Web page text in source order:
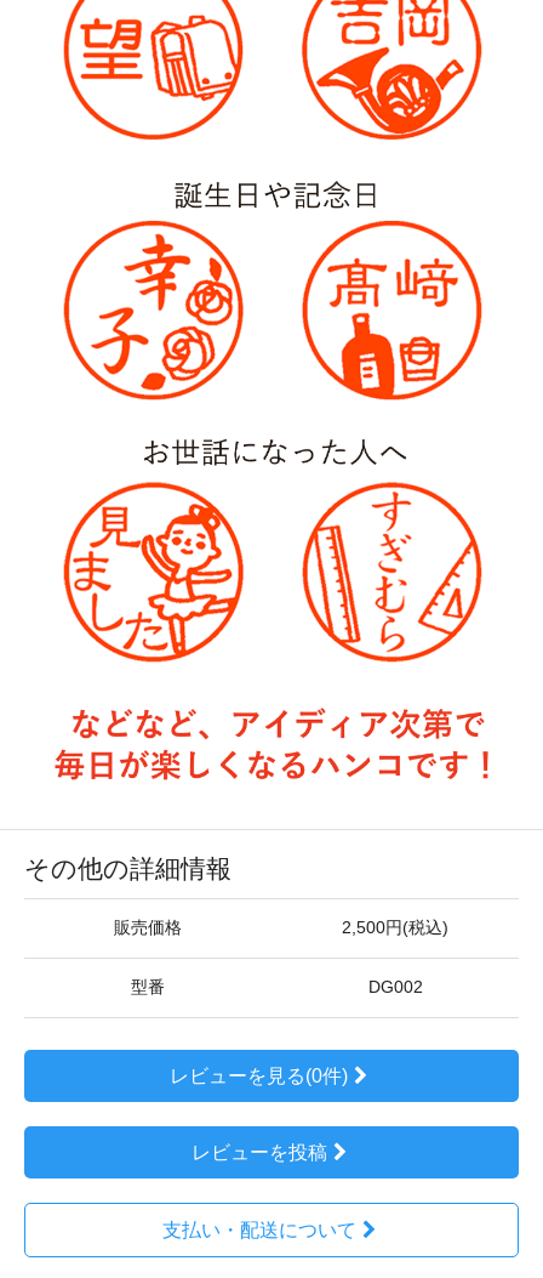
その他の詳細情報
販売価格 2,500円(税込)
型番 DG002
レビューを見る(0件)
レビューを投稿
支払い・配送について